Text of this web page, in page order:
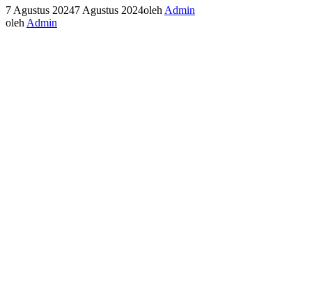
7 Agustus 20247 Agustus 2024oleh Admin
oleh Admin